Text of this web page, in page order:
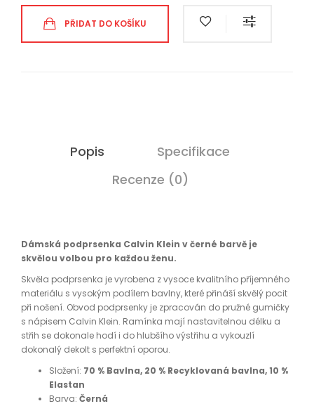
PŘIDAT DO KOŠÍKU
Popis
Specifikace
Recenze (0)
Dámská podprsenka Calvin Klein v černé barvě je
skvělou volbou pro každou ženu.
Skvěla podprsenka je vyrobena z vysoce kvalitního příjemného
materiálu s vysokým podílem bavlny, které přináší skvělý pocit
při nošení. Obvod podprsenky je zpracován do pružné gumičky
s nápisem Calvin Klein. Ramínka mají nastavitelnou délku a
střih se dokonale hodí i do hlubšího výstřihu a vykouzlí
dokonalý dekolt s perfektní oporou.
Složení: 70 % Bavlna, 20 % Recyklovaná bavlna, 10 %
Elastan
Barva: Černá